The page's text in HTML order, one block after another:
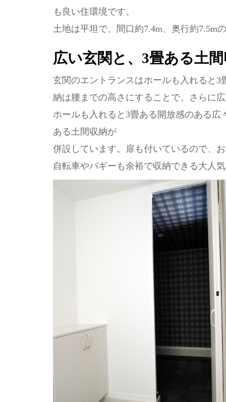
も良い住環境です。
土地は平坦で、間口約7.4m、奥行約7.5m
広い玄関と、3畳ある土
玄関のエントランスはホールも入れると
納は腰までの高さにすることで、さらに
ホールも入れると3畳ある開放感のある
ある土間収納が
併設しています。扉も付いているので、
自転車やバギーも余裕で収納できる大人